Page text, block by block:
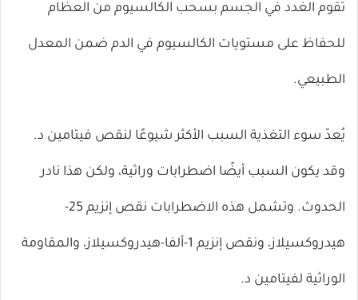
تقوم الغدد في الجسم بسحب الكالسيوم من العظام
للحفاظ على مستويات الكالسيوم في الدم ضمن المعدل
الطبيعي.
يُعدّ سوء التغذية السبب الأكثر شيوعًا لنقص فيتامين د.
وقد يكون السبب أيضًا اضطرابات وراثية، ولكن هذا نادر
الحدوث. وتشمل هذه الاضطرابات نقص إنزيم 25-
هيدروكسيلاز، ونقص إنزيم 1-ألفا-هيدروكسيلاز، والمقاومة
الوراثية لفيتامين د.